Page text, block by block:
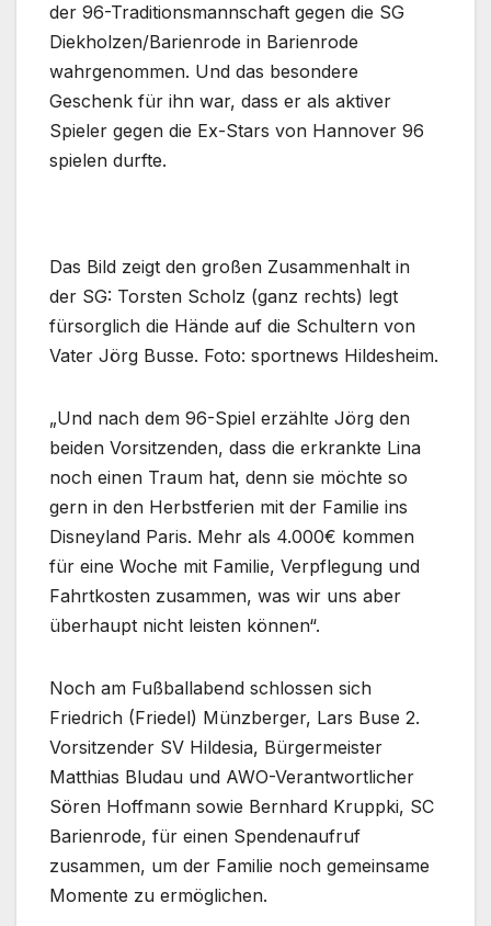
der 96-Traditionsmannschaft gegen die SG
Diekholzen/Barienrode in Barienrode
wahrgenommen. Und das besondere
Geschenk für ihn war, dass er als aktiver
Spieler gegen die Ex-Stars von Hannover 96
spielen durfte.
Das Bild zeigt den großen Zusammenhalt in
der SG: Torsten Scholz (ganz rechts) legt
fürsorglich die Hände auf die Schultern von
Vater Jörg Busse. Foto: sportnews Hildesheim.
„Und nach dem 96-Spiel erzählte Jörg den
beiden Vorsitzenden, dass die erkrankte Lina
noch einen Traum hat, denn sie möchte so
gern in den Herbstferien mit der Familie ins
Disneyland Paris. Mehr als 4.000€ kommen
für eine Woche mit Familie, Verpflegung und
Fahrtkosten zusammen, was wir uns aber
überhaupt nicht leisten können“.
Noch am Fußballabend schlossen sich
Friedrich (Friedel) Münzberger, Lars Buse 2.
Vorsitzender SV Hildesia, Bürgermeister
Matthias Bludau und AWO-Verantwortlicher
Sören Hoffmann sowie Bernhard Kruppki, SC
Barienrode, für einen Spendenaufruf
zusammen, um der Familie noch gemeinsame
Momente zu ermöglichen.